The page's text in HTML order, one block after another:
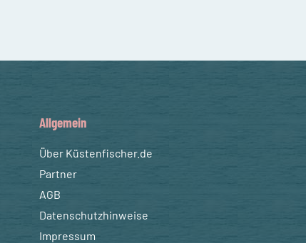
Allgemein
Über Küstenfischer.de
Partner
AGB
Datenschutzhinweise
Impressum